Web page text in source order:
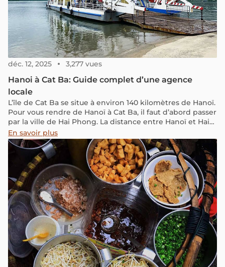
déc. 12, 2025 3,277 vues
Hanoi à Cat Ba: Guide complet d’une agence
locale
L’île de Cat Ba se situe à environ 140 kilomètres de Hanoï.
Pour vous rendre de Hanoï à Cat Ba, il faut d’abord passer
par la ville de Hai Phong. La distance entre Hanoï et Hai
Phong est d’environ 120 kilomètres.
En savoir plus